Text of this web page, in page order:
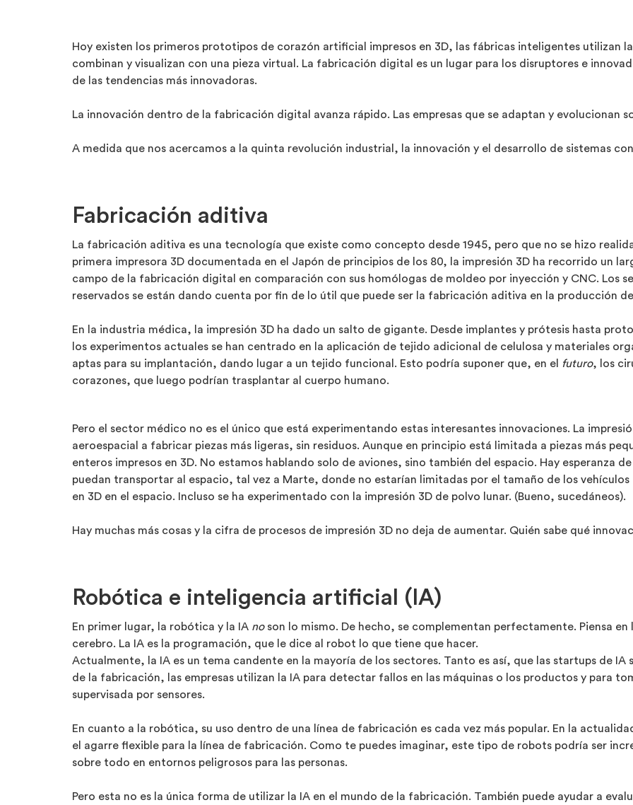
Hoy existen los primeros prototipos de corazón artificial impresos en 3D, las fábricas inteligentes utilizan
combinan y visualizan con una pieza virtual. La fabricación digital es un lugar para los disruptores e
de las tendencias más innovadoras.
La innovación dentro de la fabricación digital avanza rápido. Las empresas que se adaptan y evolucionan
A medida que nos acercamos a la quinta revolución industrial, la innovación y el desarrollo de sistemas
Fabricación aditiva
La fabricación aditiva es una tecnología que existe como concepto desde 1945, pero que no se hizo
primera impresora 3D documentada en el Japón de principios de los 80, la impresión 3D ha recorrido un
campo de la fabricación digital en comparación con sus homólogas de moldeo por inyección y CNC. Los
reservados se están dando cuenta por fin de lo útil que puede ser la fabricación aditiva en la producción
En la industria médica, la impresión 3D ha dado un salto de gigante. Desde implantes y prótesis hasta
los experimentos actuales se han centrado en la aplicación de tejido adicional de celulosa y materiales
aptas para su implantación, dando lugar a un tejido funcional. Esto podría suponer que, en el
futuro, los
corazones, que luego podrían trasplantar al cuerpo humano.
Pero el sector médico no es el único que está experimentando estas interesantes innovaciones. La
aeroespacial a fabricar piezas más ligeras, sin residuos. Aunque en principio está limitada a piezas más
enteros impresos en 3D. No estamos hablando solo de aviones, sino también del espacio. Hay esperanza
puedan transportar al espacio, tal vez a Marte, donde no estarían limitadas por el tamaño de los
en 3D en el espacio. Incluso se ha experimentado con la impresión 3D de polvo lunar. (Bueno, sucedáneos).
Hay muchas más cosas y la cifra de procesos de impresión 3D no deja de aumentar. Quién sabe qué
Robótica e inteligencia artificial (IA)
En primer lugar, la robótica y la IA noson lo mismo. De hecho, se complementan perfectamente. Piensa
cerebro. La IA es la programación, que le dice al robot lo que tiene que hacer.
Actualmente, la IA es un tema candente en la mayoría de los sectores. Tanto es así, que las startups de IA
de la fabricación, las empresas utilizan la IA para detectar fallos en las máquinas o los productos y para
supervisada por sensores.
En cuanto a la robótica, su uso dentro de una línea de fabricación es cada vez más popular. En la
el agarre flexible para la línea de fabricación. Como te puedes imaginar, este tipo de robots podría ser
sobre todo en entornos peligrosos para las personas.
Pero esta no es la única forma de utilizar la IA en el mundo de la fabricación. También puede ayudar a